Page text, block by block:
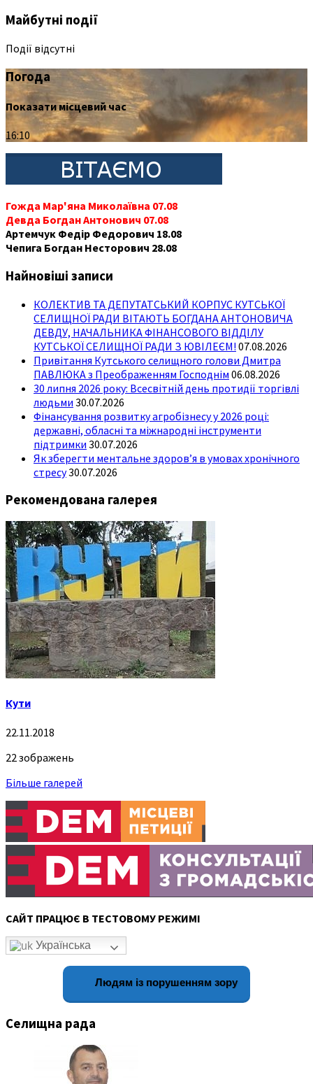
Майбутні події
Події відсутні
Погода
Показати місцевий час
16:10
Гожда Мар'яна Миколаївна 07.08
Девда Богдан Антонович 07.08
Артемчук Федір Федорович 18.08
Чепига Богдан Несторович 28.08
Найновіші записи
КОЛЕКТИВ ТА ДЕПУТАТСЬКИЙ КОРПУС КУТСЬКОЇ
СЕЛИЩНОЇ РАДИ ВІТАЮТЬ БОГДАНА АНТОНОВИЧА
ДЕВДУ, НАЧАЛЬНИКА ФІНАНСОВОГО ВІДДІЛУ
КУТСЬКОЇ СЕЛИЩНОЇ РАДИ З ЮВІЛЕЄМ! 07.08.2026
Привітання Кутського селищного голови Дмитра
ПАВЛЮКА з Преображенням Господнім 06.08.2026
30 липня 2026 року: Всесвітній день протидії торгівлі
людьми 30.07.2026
Фінансування розвитку агробізнесу у 2026 році:
державні, обласні та міжнародні інструменти
підтримки 30.07.2026
Як зберегти ментальне здоров’я в умовах хронічного
стресу30.07.2026
Рекомендована галерея
Кути
22.11.2018
22 зображень
Більше галерей
САЙТ ПРАЦЮЄ В ТЕСТОВОМУ РЕЖИМІ
Українська
Людям із порушенням зору
Селищна рада